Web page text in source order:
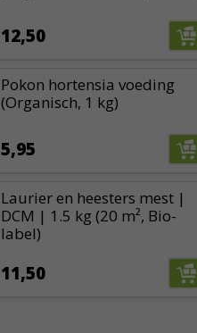
12,50
Pokon hortensia voeding
(Organisch, 1 kg)
5,95
Laurier en heesters mest |
DCM | 1.5 kg (20 m², Bio-
label)
11,50